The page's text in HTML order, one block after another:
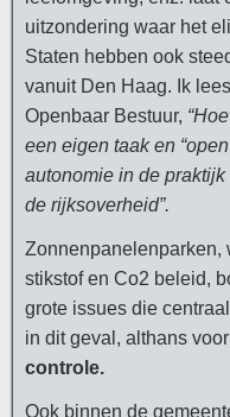
uitzondering waar het
Staten hebben ook
vanuit Den Haag. Ik
Openbaar Bestuur,
een eigen taak en
autonomie in de
de rijksoverheid”.
Zonnenpanelenparken,
stikstof en Co2 beleid,
grote issues die
in dit geval, althans
controle.
Ook binnen de